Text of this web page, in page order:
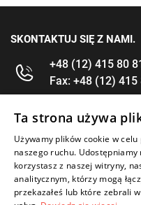
SKONTAKTUJ SIĘ Z NAMI.
+48 (12) 415 80
Fax: +48 (12) 415
kontakt@im-
INFORMACJE
OFERTA
Ta strona używa
Używamy plików cookie w
naszego ruchu.
korzystasz z naszej witryny,
analitycznym, którzy mogą
przekazałeś lub które zebrali